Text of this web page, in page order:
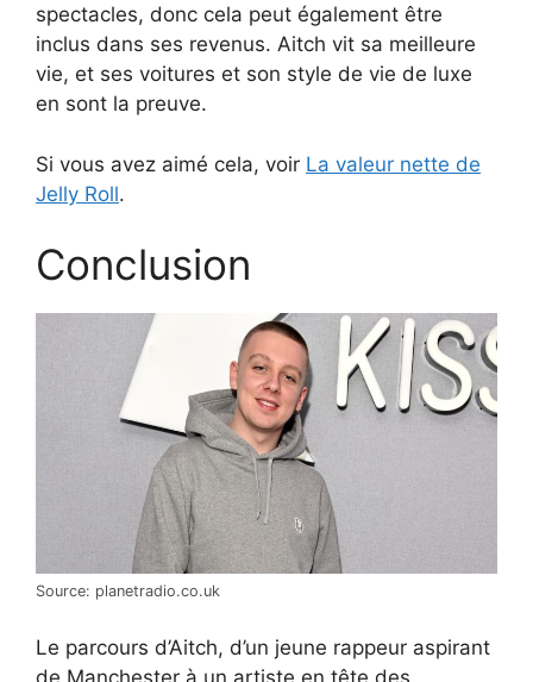
spectacles, donc cela peut également être
inclus dans ses revenus. Aitch vit sa meilleure
vie, et ses voitures et son style de vie de luxe
en sont la preuve.
Si vous avez aimé cela, voir La valeur nette de
Jelly Roll.
Conclusion
Source: planetradio.co.uk
Le parcours d’Aitch, d’un jeune rappeur aspirant
de Manchester à un artiste en tête des